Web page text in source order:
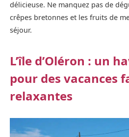
délicieuse. Ne manquez pas de
crêpes bretonnes et les fruits de
séjour.
L’île d’Oléron : un
pour des vacances
relaxantes